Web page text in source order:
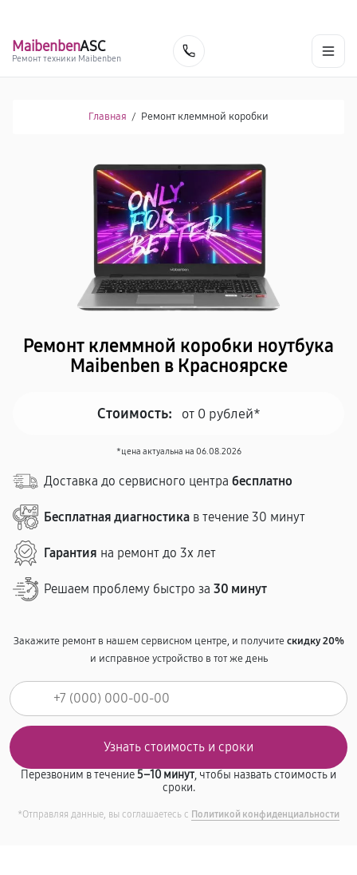
MaibenbenASC
Ремонт техники Maibenben
Главная / Ремонт клеммной коробки
Ремонт клеммной коробки ноутбука
Maibenben в Красноярске
Стоимость: от 0 рублей*
*цена актуальна на 06.08.2026
Доставка до сервисного центра бесплатно
Бесплатная диагностика в течение 30 минут
Гарантия на ремонт до 3х лет
Решаем проблему быстро за 30 минут
Закажите ремонт в нашем сервисном центре, и получитескидку 20%
и исправное устройство в тот же день
Перезвоним в течение5–10 минут, чтобы назвать стоимость и
сроки.
*Отправляя данные, вы соглашаетесь с Политикой конфиденциальности